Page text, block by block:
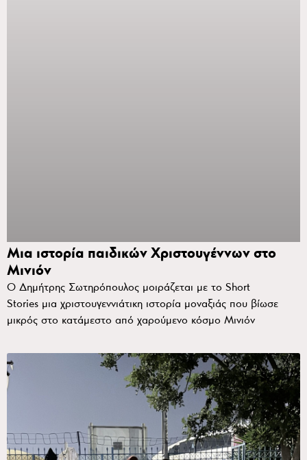
Mια ιστορία παιδικών Χριστουγέννων στο
Μινιόν
Ο Δημήτρης Σωτηρόπουλος μοιράζεται με το Short
Stories μια χριστουγεννιάτικη ιστορία μοναξιάς που βίωσε
μικρός στο κατάμεστο από χαρούμενο κόσμο Μινιόν